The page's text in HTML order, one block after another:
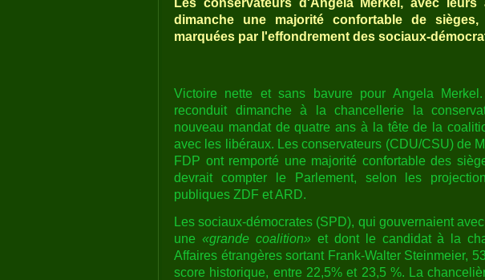
Les conservateurs d'Angela Merkel, avec
dimanche une majorité confortable de
marquées par l'effondrement des sociaux-
Victoire nette et sans bavure pour Angela
reconduit dimanche à la chancellerie la
nouveau mandat de quatre ans à la tête de la
avec les libéraux. Les conservateurs (CDU/CSU) de
FDP ont remporté une majorité confortable des
devrait compter le Parlement, selon les
publiques ZDF et ARD.
Les sociaux-démocrates (SPD), qui gouvernaient
une «grande coalition»et dont le candidat à la
Affaires étrangères sortant Frank-Walter Steinmeier,
score historique, entre 22,5% et 23,5 %. La